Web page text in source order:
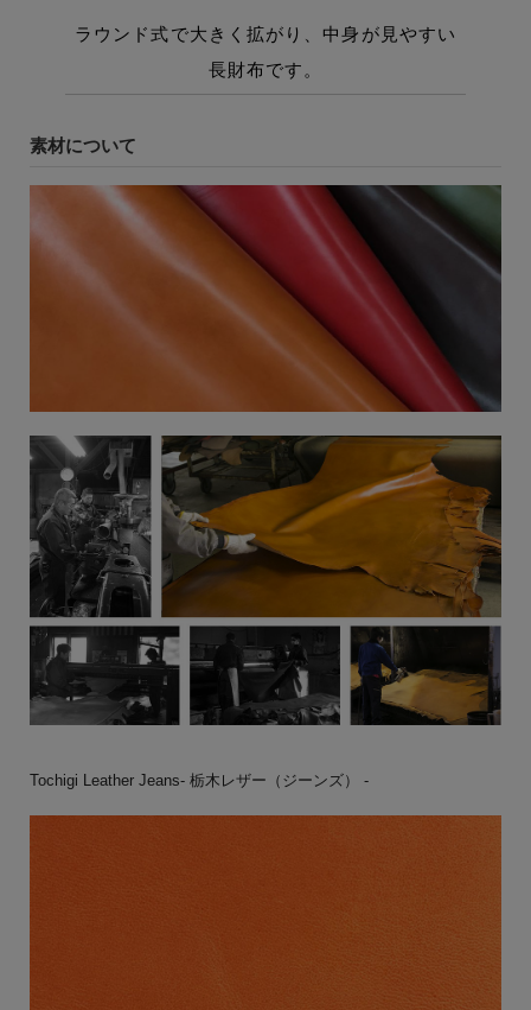
素材について
Tochigi Leather Jeans- 栃木レザー（ジーンズ） -